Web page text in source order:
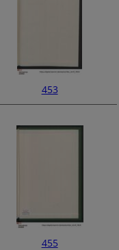
453
455